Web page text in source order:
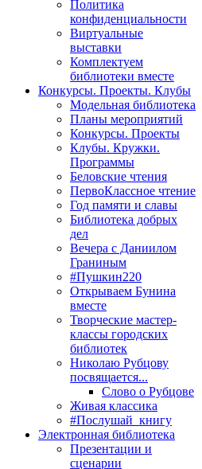
Политика
конфиденциальности
Виртуальные
выставки
Комплектуем
библиотеки вместе
Конкурсы. Проекты. Клубы
Модельная библиотека
Планы мероприятий
Конкурсы. Проекты
Клубы. Кружки.
Программы
Беловские чтения
ПервоКлассное чтение
Год памяти и славы
Библиотека добрых
дел
Вечера с Даниилом
Граниным
#Пушкин220
Открываем Бунина
вместе
Творческие мастер-
классы городских
библиотек
Николаю Рубцову
посвящается...
Слово о Рубцове
Живая классика
#Послушай_книгу
Электронная библиотека
Презентации и
сценарии